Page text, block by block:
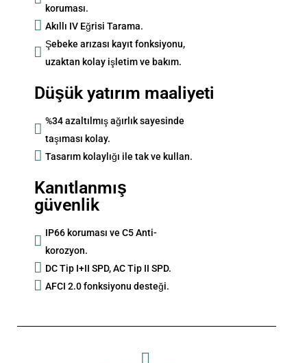
koruması.
Akıllı IV Eğrisi Tarama.
Şebeke arızası kayıt fonksiyonu,
uzaktan kolay işletim ve bakım.
Düşük yatırım maaliyeti
%34 azaltılmış ağırlık sayesinde
taşıması kolay.
Tasarım kolaylığı ile tak ve kullan.
Kanıtlanmış
güvenlik
IP66 koruması ve C5 Anti-
korozyon.
DC Tip I+II SPD, AC Tip II SPD.
AFCI 2.0 fonksiyonu desteği.